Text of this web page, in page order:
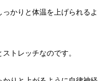
かりと体温を上げられるよ
トレッチなのです。